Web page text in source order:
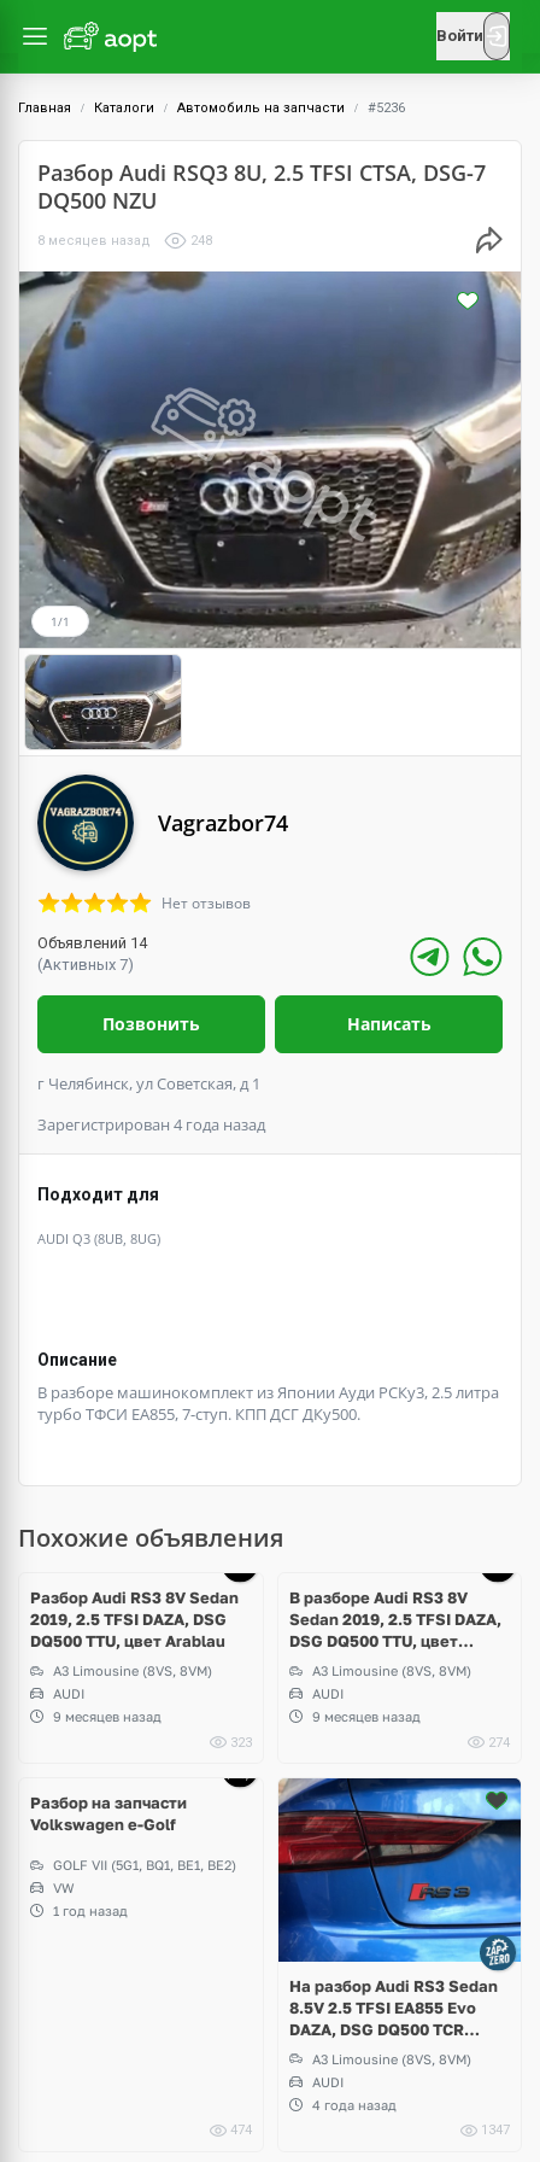
Войти
Главная Каталоги Автомобиль на запчасти #5236
Разбор Audi RSQ3 8U, 2.5 TFSI CTSA, DSG-7
DQ500 NZU
8 месяцев назад 248
1/1
Vagrazbor74
Нет отзывов
Объявлений 14
(Активных 7)
Позвонить Написать
г Челябинск, ул Советская, д 1
Зарегистрирован 4 года назад
Подходит для
AUDI Q3 (8UB, 8UG)
Описание
В разборе машинокомплект из Японии Ауди РСКу3, 2.5 литра
турбо ТФСИ ЕА855, 7-ступ. КПП ДСГ ДКу500.
Похожие объявления
Разбор Audi RS3 8V Sedan
2019, 2.5 TFSI DAZA, DSG
DQ500 TTU, цвет Arablau
A3 Limousine (8VS, 8VM)
AUDI
9 месяцев назад
323
В разборе Audi RS3 8V
Sedan 2019, 2.5 TFSI DAZA,
DSG DQ500 TTU, цвет
Daytonagrau
A3 Limousine (8VS, 8VM)
AUDI
9 месяцев назад
274
Разбор на запчасти
Volkswagen e-Golf
GOLF VII (5G1, BQ1, BE1, BE2)
VW
1 год назад
474
На разбор Audi RS3 Sedan
8.5V 2.5 TFSI EA855 Evo
DAZA, DSG DQ500 TCR
QuattroA3 Limousine (8VS, 8VM)
AUDI
4 года назад
1347